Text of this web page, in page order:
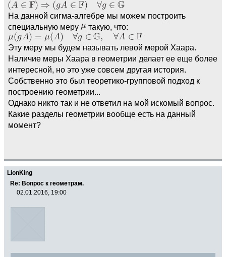
На данной сигма-алгебре мы можем построить
специальную меру
такую, что:
Эту меру мы будем называть левой мерой Хаара.
Наличие меры Хаара в геометрии делает ее еще более
интересной, но это уже совсем другая история.
Собственно это был теоретико-групповой подход к
построению геометрии...
Однако никто так и не ответил на мой искомый вопрос.
Какие разделы геометрии вообще есть на данный
момент?
LionKing
Re: Вопрос к геометрам.
02.01.2016, 19:00